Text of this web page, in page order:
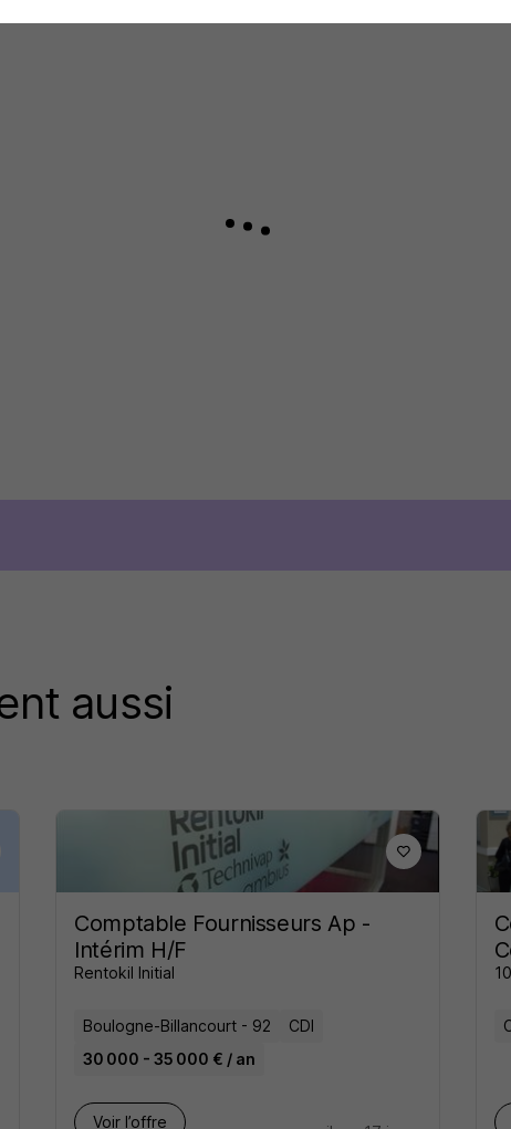
aussi
Comptable Fournisseurs Ap -
Intérim H/F
Rentokil Initial
Boulogne-Billancourt - 92
CDI
30 000 - 35 000 € / an
Voir l’offre